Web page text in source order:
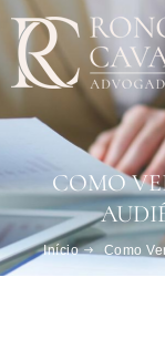
para
conteúdo
COMO
Início Como